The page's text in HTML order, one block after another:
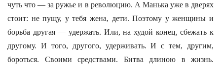
чуть что — за ружье и в революцию. А Манька уже в дверях
стоит: не пущу, у тебя жена, дети. Поэтому у женщины и
борьба другая — удержать. Или, на худой конец, сбежать к
другому. И того, другого, удерживать. И с тем, другим,
бороться. Своими средствами. Битва длиною в жизнь.